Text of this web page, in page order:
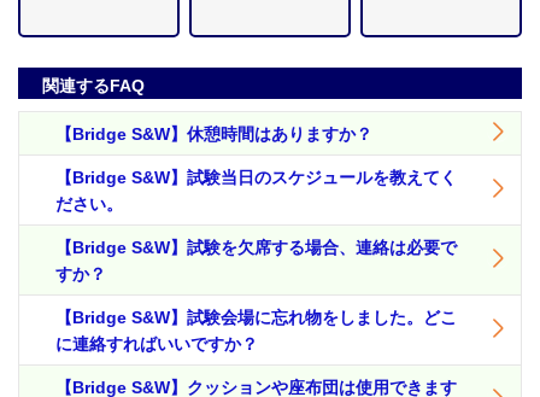
関連するFAQ
【Bridge S&W】休憩時間はありますか？
【Bridge S&W】試験当日のスケジュールを教えてく
ださい。
【Bridge S&W】試験を欠席する場合、連絡は必要で
すか？
【Bridge S&W】試験会場に忘れ物をしました。どこ
に連絡すればいいですか？
【Bridge S&W】クッションや座布団は使用できます